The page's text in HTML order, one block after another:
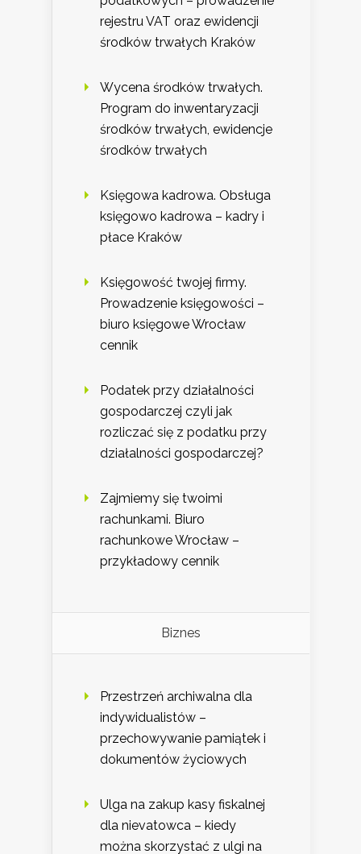
rejestru VAT oraz ewidencji
środków trwałych Kraków
Wycena środków trwałych.
Program do inwentaryzacji
środków trwałych, ewidencje
środków trwałych
Księgowa kadrowa. Obsługa
księgowo kadrowa – kadry i
płace Kraków
Księgowość twojej firmy.
Prowadzenie księgowości –
biuro księgowe Wrocław
cennik
Podatek przy działalności
gospodarczej czyli jak
rozliczać się z podatku przy
działalności gospodarczej?
Zajmiemy się twoimi
rachunkami. Biuro
rachunkowe Wrocław –
przykładowy cennik
Biznes
Przestrzeń archiwalna dla
indywidualistów –
przechowywanie pamiątek i
dokumentów życiowych
Ulga na zakup kasy fiskalnej
dla nievatowca – kiedy
można skorzystać z ulgi na